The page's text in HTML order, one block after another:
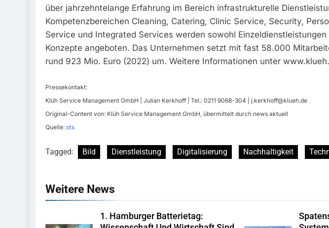
über jahrzehntelange Erfahrung im Bereich infrastrukturelle
Kompetenzbereichen Cleaning, Catering, Clinic Service, Security,
Service und Integrated Services werden sowohl
Konzepte angeboten. Das Unternehmen setzt mit fast 58.000
rund 923 Mio. Euro (2022) um. Weitere Informationen unter
Pressekontakt:
Klüh Service Management GmbH | Julian Kerkhoff | Tel.: 0211 9068-304 | j.kerkhoff@klueh.de
Original-Content von: Klüh Service Management GmbH, übermittelt durch news aktuell
Quelle: ots
Tagged: Bild Dienstleistung Digitalisierung Nachhaltigkeit
Weitere News
1. Hamburger Batterietag: